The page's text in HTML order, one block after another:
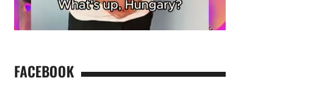
FACEBOOK